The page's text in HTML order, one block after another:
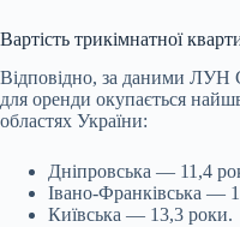
Вартість трикімнатної
Відповідно, за даними ЛУН
для оренди окупається
областях України:
Дніпровська — 11,4
Івано-Франківська —
Київська — 13,3 роки.